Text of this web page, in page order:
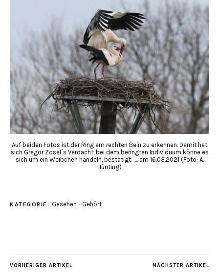
Auf beiden Fotos ist der Ring am rechten Bein zu erkennen. Damit hat
sich Gregor Zosel´s Verdacht, bei dem beringten Individuum könne es
sich um ein Weibchen handeln, bestätigt. …. am 16.03.2021 (Foto: A.
Hünting)
KATEGORIE: Gesehen - Gehört
VORHERIGER ARTIKEL NÄCHSTER ARTIKEL